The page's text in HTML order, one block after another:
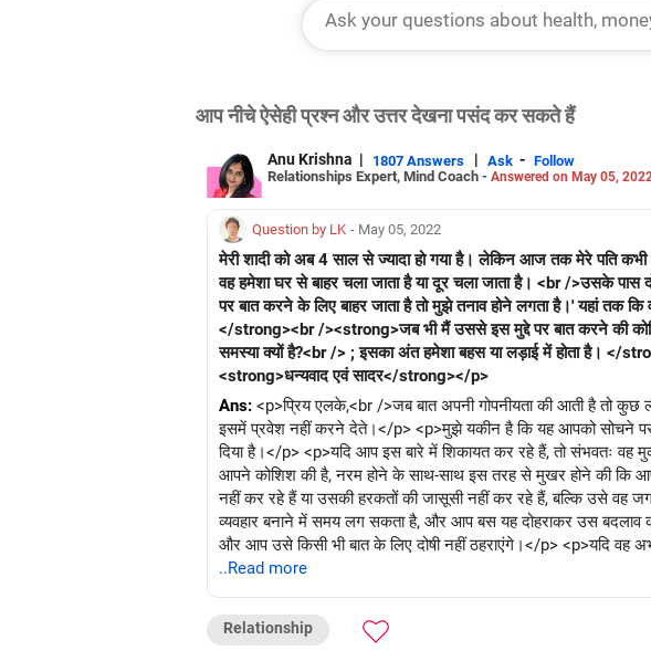
आप नीचे ऐसेही प्रश्न और उत्तर देखना पसंद कर सकते हैं
Anu Krishna | 1807 Answers | Ask - Follow
Relationships Expert, Mind Coach - Answered on May 05,
Question by LK - May 05, 2022
मेरी शादी को अब 4 साल से ज्यादा हो गया है। लेकिन आज तक मेरे पति कभी
वह हमेशा घर से बाहर चला जाता है या दूर चला जाता है। <br />उसके पास
पर बात करने के लिए बाहर जाता है तो मुझे तनाव होने लगता है।' यहां तक
</strong><br /><strong>जब भी मैं उससे इस मुद्दे पर बात करने की
समस्या क्यों है?<br /> ; इसका अंत हमेशा बहस या लड़ाई में होता है।
<strong>धन्यवाद एवं सादर</strong></p>
Ans: <p>प्रिय एलके,<br />जब बात अपनी गोपनीयता की आती है तो
इसमें प्रवेश नहीं करने देते।</p> <p>मुझे यकीन है कि यह आपको सोचने
दिया है।</p> <p>यदि आप इस बारे में शिकायत कर रहे हैं, तो संभवतः वह
आपने कोशिश की है, नरम होने के साथ-साथ इस तरह से मुखर होने की कि
नहीं कर रहे हैं या उसकी हरकतों की जासूसी नहीं कर रहे हैं, बल्कि उसे
व्यवहार बनाने में समय लग सकता है, और आप बस यह दोहराकर उस
और आप उसे किसी भी बात के लिए दोषी नहीं ठहराएंगे।</p> <p>यदि वह
तक कि आपके पास ऐसा न करने का कोई कारण न हो।<br />शुभकामनाएं!</
..Read more
Relationship